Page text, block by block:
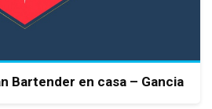
Bartender en casa – Gancia